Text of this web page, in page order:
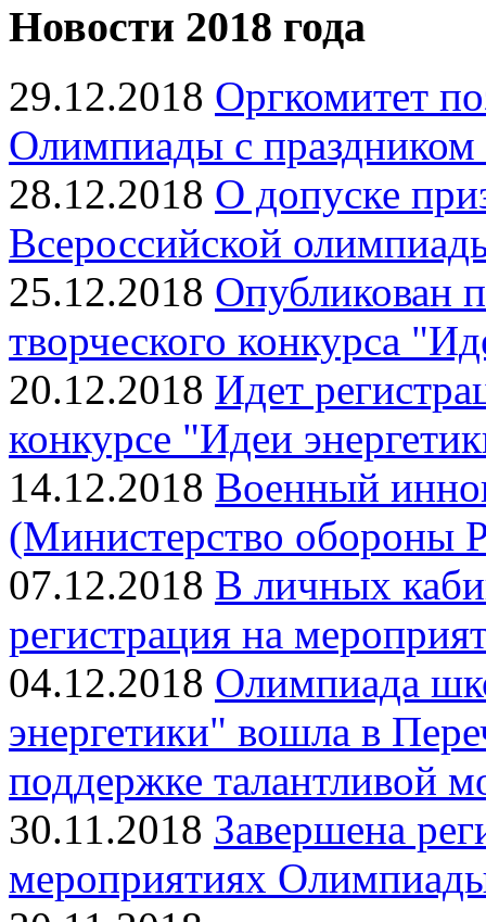
Новости 2018 года
29.12.2018 Оргкомитет
Олимпиады с праздником
28.12.2018 О допуске
Всероссийской
25.12.2018 Опубликован
творческого конкурса
20.12.2018 Идет
конкурсе "Идеи
14.12.2018 Военный
(Министерство обороны
07.12.2018 В личных
регистрация на
04.12.2018 Олимпиада
энергетики" вошла в
поддержке талантливой
30.11.2018 Завершена
мероприятиях